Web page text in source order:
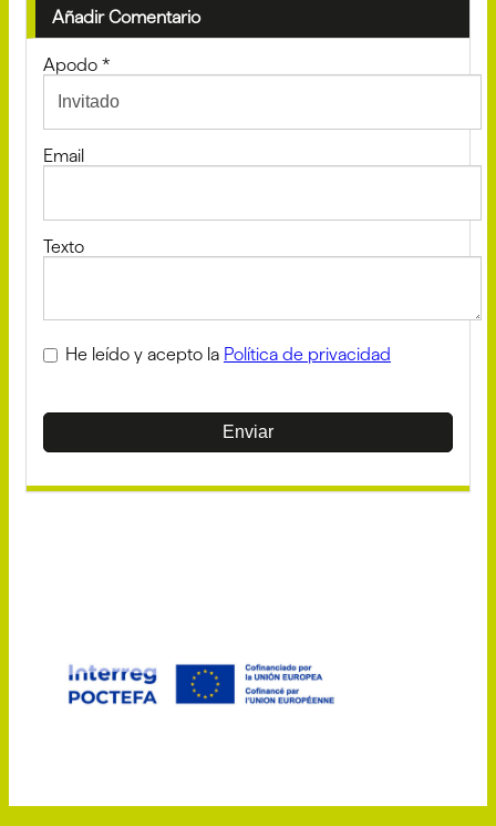
Añadir Comentario
Apodo *
Email
Texto
He leído y acepto la Política de privacidad
Enviar